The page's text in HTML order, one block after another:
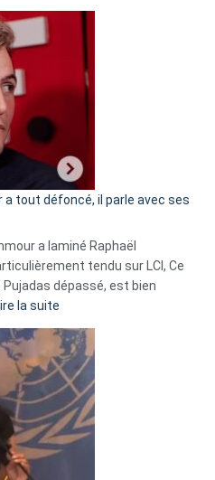
d’alliance
secrète
«
C’est
fake
news
»
a tout défoncé, il parle avec ses
a laminé Raphaël
tendu sur LCI, Ce
Pujadas dépassé, est bien
la suite
Tegnér
exulte
« Zemmour
a
tout